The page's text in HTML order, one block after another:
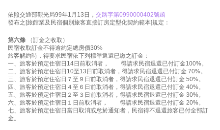
依照交通部觀光局99年1月13日， 交路字第0990000402號函
發布之[旅館業及民宿個別旅客直接訂房定型化契約範本]規定：
第六條 （訂金之收取）
民宿收取訂金不得逾約定總房價30%
旅客解約時，得要求民宿依下列標準返還已繳之訂金：
一、旅客於預定住宿日14日前取消者， 得請求民宿退還已付訂金100%。
二、旅客於預定住宿日10至13日前取消者，得請求民宿退還已付訂金 70%。
三、旅客於預定住宿日７至９日前取消者，得請求民宿退還已付訂金 50%。
四、旅客於預定住宿日４至６日前取消者，得請求民宿退還已付訂金 40%。
五、旅客於預定住宿日２至３日前取消者，得請求民宿退還已付訂金 30%。
六、旅客於預定住宿日１日前取消者， 得請求民宿退還已付訂金 20%。
七、旅客於預定住宿日當日取消或怠於通知者，民宿得不退還旅客已付全部訂
金。